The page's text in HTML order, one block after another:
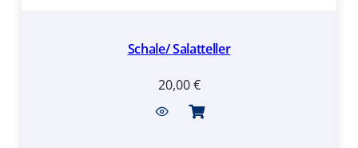
Schale/ Salatteller
20,00€